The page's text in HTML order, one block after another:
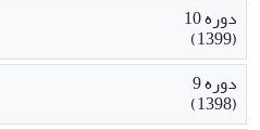
دوره 10
(1399)
دوره 9
(1398)